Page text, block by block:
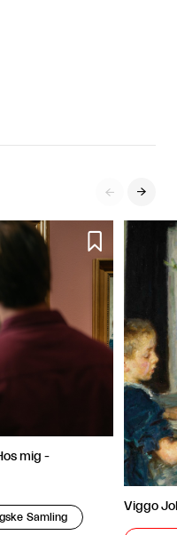
 

mig -
Samling
Viggo